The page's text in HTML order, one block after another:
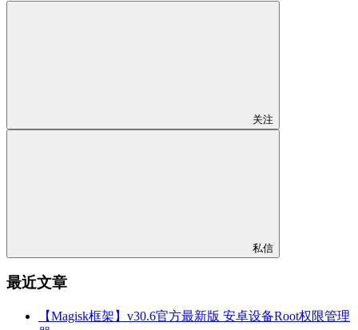
关注
私信
最近文章
【Magisk框架】v30.6官方最新版 安卓设备Root权限管理